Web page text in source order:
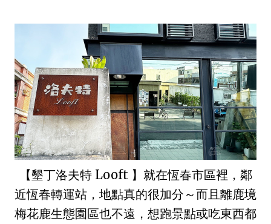
【墾丁洛夫特 Looft 】就在恆春市區裡，鄰
近恆春轉運站，地點真的很加分～而且離鹿境
梅花鹿生態園區也不遠，想跑景點或吃東西都